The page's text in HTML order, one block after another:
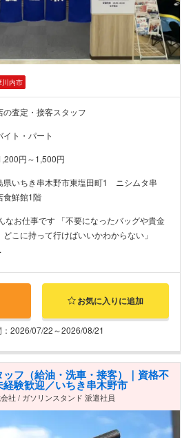
川内市
の査定・接客スタッフ
イト・パート
円～1,500円
県いちき串木野市東塩田町1 ニシムタ串
食鮮館1階
なお仕事です 「不要になったバッグや貴金
どこに持って行けばいいかわからない」
お気に入りに追加
2026/07/22～2026/08/21
フ（給油・洗車・接客）｜資格不
験歓迎／いちき串木野市
社 / ガソリンスタンド 派遣社員